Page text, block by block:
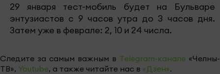
29 января тест-мобиль будет на Бульваре
энтузиастов с 9 часов утра до 3 часов дня.
Затем уже в феврале: 2, 10 и 24 числа.
Следите за самым важным в Telegram-канале «Челны-
ТВ», Youtube, а также читайте нас в «Дзен».